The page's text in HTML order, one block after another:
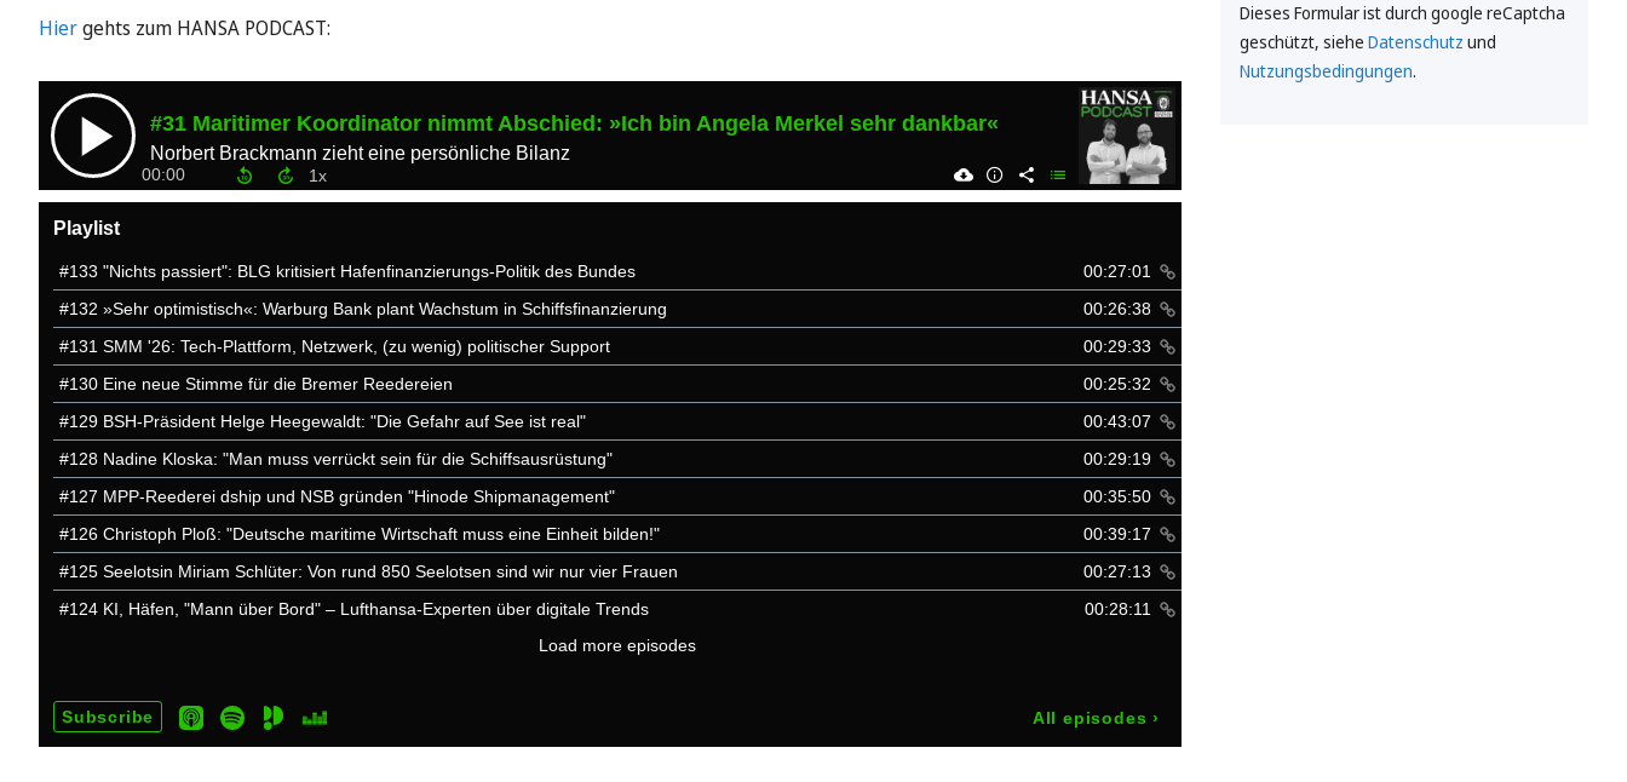
Hiergehts zum HANSA PODCAST:
Dieses Formular ist durch google reCaptcha
geschützt, siehe Datenschutz und
Nutzungsbedingungen.